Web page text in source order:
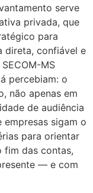
serve
privada, que
para
direta, confiável e
MS
percebiam: o
não apenas em
de audiência
sigam o
para orientar
fim das contas,
— e com